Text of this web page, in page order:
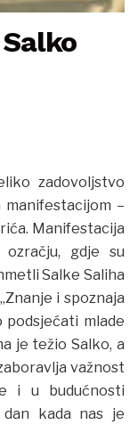
zadovoljstvo
–
Manifestacija
gdje su
Salke Saliha
i spoznaja
podsjećati mlade
je težio Salko, a
važnost
i u budućnosti
kada nas je